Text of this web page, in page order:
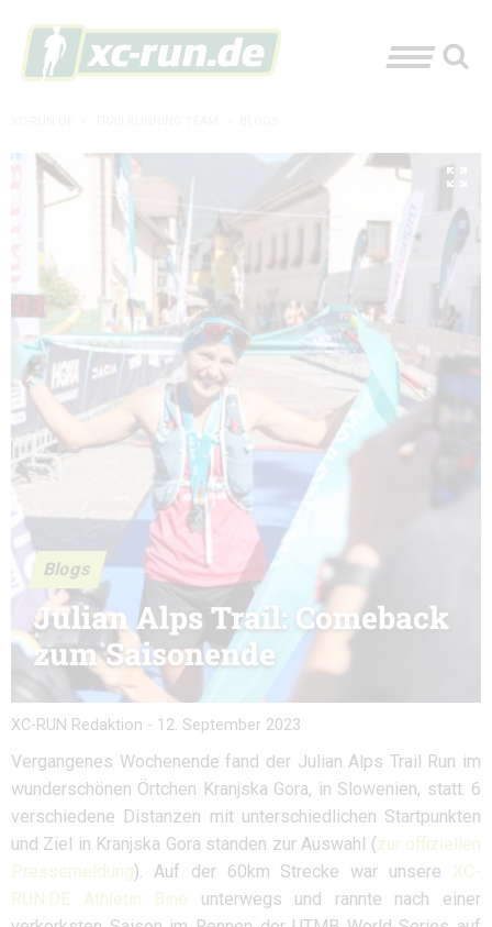
Blogs
Julian Alps Trail: Comeback
zum Saisonende
XC-RUN Redaktion - 12. September 2023
Vergangenes Wochenende fand der Julian Alps Trail Run im
wunderschönen Örtchen Kranjska Gora, in Slowenien, statt. 6
verschiedene Distanzen mit unterschiedlichen Startpunkten
und Ziel in Kranjska Gora standen zur Auswahl (zur offiziellen
Pressemeldung). Auf der 60km Strecke war unsere XC-
RUN.DE Athletin Bine unterwegs und rannte nach einer